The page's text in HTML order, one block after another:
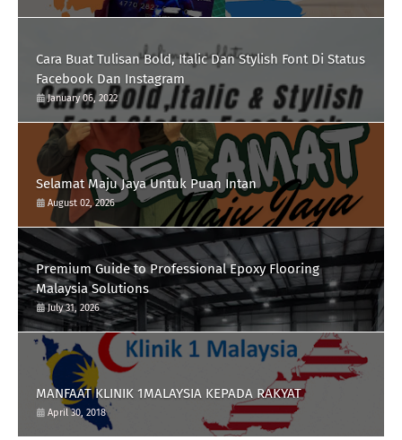
Cara Buat Tulisan Bold, Italic Dan Stylish Font Di Status
Facebook Dan Instagram
January 06, 2022
Selamat Maju Jaya Untuk Puan Intan
August 02, 2026
Premium Guide to Professional Epoxy Flooring
Malaysia Solutions
July 31, 2026
MANFAAT KLINIK 1MALAYSIA KEPADA RAKYAT
April 30, 2018